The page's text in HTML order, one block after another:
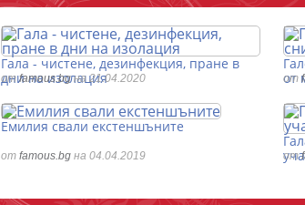
Гала - чистене, дезинфекция, пране в
дни на изолация
отfamous.bgна 21.04.2020
от
от
Емилия свали екстеншъните
от famous.bg на 04.04.2019 от